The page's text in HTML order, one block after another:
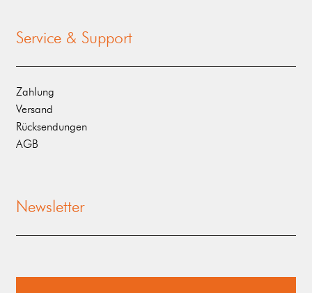
Service & Support
Zahlung
Versand
Rücksendungen
AGB
Newsletter